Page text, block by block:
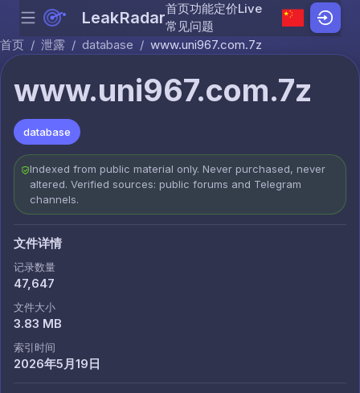
Skip to content
Menu LeakRadar首页功能定价Live
常见问题
首页 / 泄露 / database / www.uni967.com.7z
www.uni967.com.7z
database
Indexed from public material only. Never purchased, never
altered. Verified sources: public forums and Telegram
channels.
文件详情
记录数量
47,647
文件大小
3.83 MB
索引时间
2026年5月19日